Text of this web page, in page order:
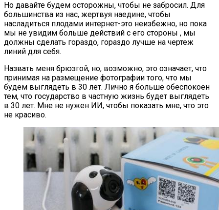
Но давайте будем осторожны, чтобы не забросил. Для
большинства из нас, жертвуя наедине, чтобы
насладиться плодами интернет-это неизбежно, но пока
мы не увидим больше действий с его стороны , мы
должны сделать гораздо, гораздо лучше на чертеж
линий для себя.
Назвать меня брюзгой, но, возможно, это означает, что
принимая на размещение фотографии того, что мы
будем выглядеть в 30 лет. Лично я больше обеспокоен
тем, что государство в частную жизнь будет выглядеть
в 30 лет. Мне не нужен ИИ, чтобы показать мне, что это
не красиво.